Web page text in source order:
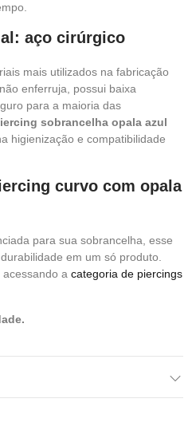
aço cirúrgico
mais utilizados na fabricação
enferruja, possui baixa
para a maioria das
sobrancelha opala azul
higienização e compatibilidade
curvo com opala
para sua sobrancelha, esse
em um só produto.
a categoria de piercings